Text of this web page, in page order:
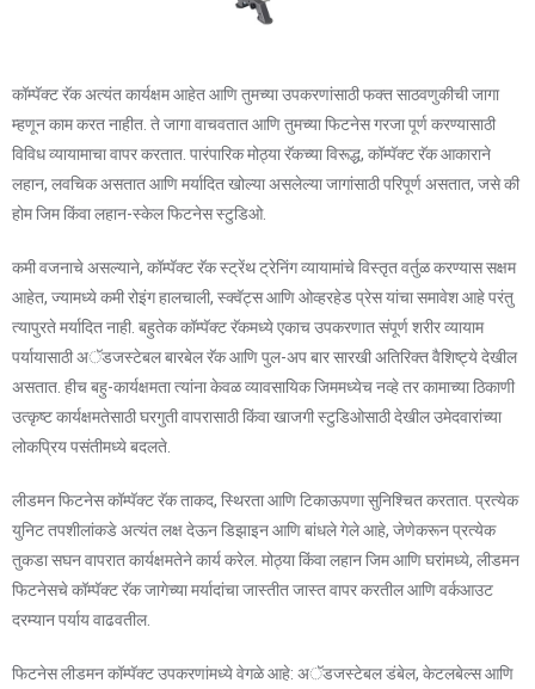
कॉम्पॅक्ट रॅक अत्यंत कार्यक्षम आहेत आणि तुमच्या उपकरणांसाठी फक्त साठवणुकीची जागा
म्हणून काम करत नाहीत. ते जागा वाचवतात आणि तुमच्या फिटनेस गरजा पूर्ण करण्यासाठी
विविध व्यायामाचा वापर करतात. पारंपारिक मोठ्या रॅकच्या विरूद्ध, कॉम्पॅक्ट रॅक आकाराने
लहान, लवचिक असतात आणि मर्यादित खोल्या असलेल्या जागांसाठी परिपूर्ण असतात, जसे की
होम जिम किंवा लहान-स्केल फिटनेस स्टुडिओ.
कमी वजनाचे असल्याने, कॉम्पॅक्ट रॅक स्ट्रेंथ ट्रेनिंग व्यायामांचे विस्तृत वर्तुळ करण्यास सक्षम
आहेत, ज्यामध्ये कमी रोइंग हालचाली, स्क्वॅट्स आणि ओव्हरहेड प्रेस यांचा समावेश आहे परंतु
त्यापुरते मर्यादित नाही. बहुतेक कॉम्पॅक्ट रॅकमध्ये एकाच उपकरणात संपूर्ण शरीर व्यायाम
पर्यायासाठी अॅडजस्टेबल बारबेल रॅक आणि पुल-अप बार सारखी अतिरिक्त वैशिष्ट्ये देखील
असतात. हीच बहु-कार्यक्षमता त्यांना केवळ व्यावसायिक जिममध्येच नव्हे तर कामाच्या ठिकाणी
उत्कृष्ट कार्यक्षमतेसाठी घरगुती वापरासाठी किंवा खाजगी स्टुडिओसाठी देखील उमेदवारांच्या
लोकप्रिय पसंतीमध्ये बदलते.
लीडमन फिटनेस कॉम्पॅक्ट रॅक ताकद, स्थिरता आणि टिकाऊपणा सुनिश्चित करतात. प्रत्येक
युनिट तपशीलांकडे अत्यंत लक्ष देऊन डिझाइन आणि बांधले गेले आहे, जेणेकरून प्रत्येक
तुकडा सघन वापरात कार्यक्षमतेने कार्य करेल. मोठ्या किंवा लहान जिम आणि घरांमध्ये, लीडमन
फिटनेसचे कॉम्पॅक्ट रॅक जागेच्या मर्यादांचा जास्तीत जास्त वापर करतील आणि वर्कआउट
दरम्यान पर्याय वाढवतील.
फिटनेस लीडमन कॉम्पॅक्ट उपकरणांमध्ये वेगळे आहे: अॅडजस्टेबल डंबेल, केटलबेल्स आणि